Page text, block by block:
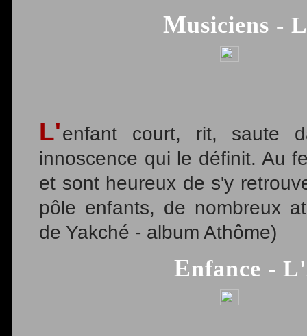
Musiciens
L'enfant court, rit, saute
innoscence qui le définit. Au
et sont heureux de s'y
pôle enfants, de nombreux
de Yakché - album Athôme)
Enfance -